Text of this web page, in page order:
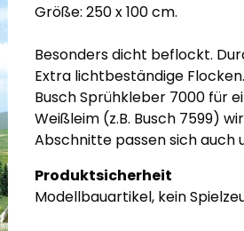
Größe: 250 x 100 cm.
Besonders dicht beflockt.
Extra lichtbeständige
Busch Sprühkleber 7000 für
Weißleim (z.B. Busch 7599)
Abschnitte passen sich auch
Produktsicherheit
Modellbauartikel, kein